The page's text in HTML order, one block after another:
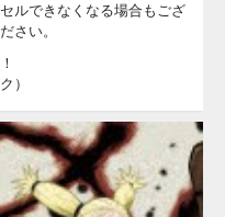
ルできなくなる場合もござ
さい。
）